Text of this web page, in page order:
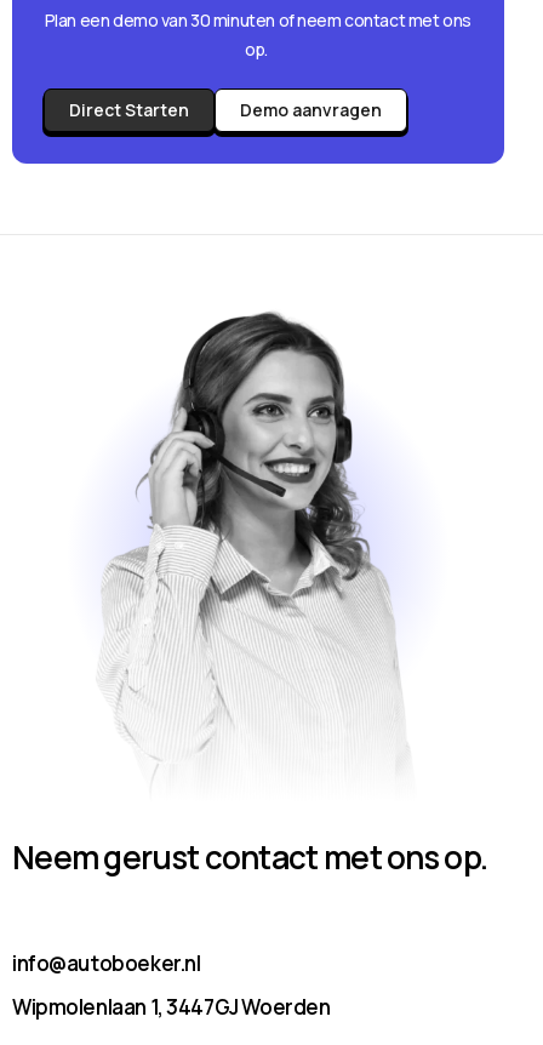
Plan een demo van 30 minuten of neem contact met ons
op.
Direct Starten Demo aanvragen
Neem gerust contact met ons op.
info@autoboeker.nl
Wipmolenlaan 1, 3447GJ Woerden